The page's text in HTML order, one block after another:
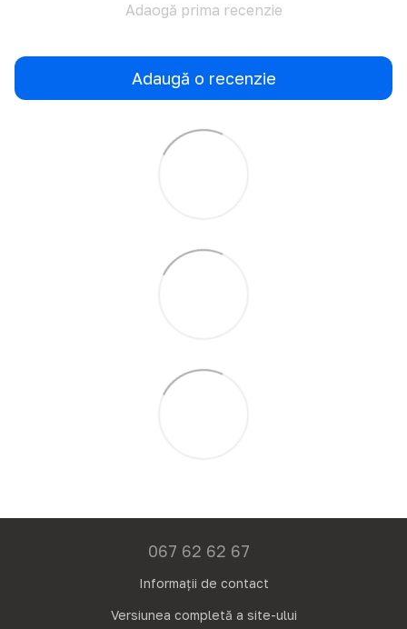
Adaogă prima recenzie
Adaugă o recenzie
067 62 62 67
Informații de contact
Versiunea completă a site-ului